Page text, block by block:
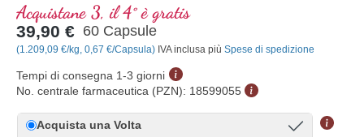
Acquistane 3, il 4° è gratis
39,90 € 60 Capsule
(1.209,09 €/kg, 0,67 €/Capsula) IVA inclusa più Spese di spedizione
Tempi di consegna 1-3 giorni
No. centrale farmaceutica (PZN): 18599055
Acquista una Volta